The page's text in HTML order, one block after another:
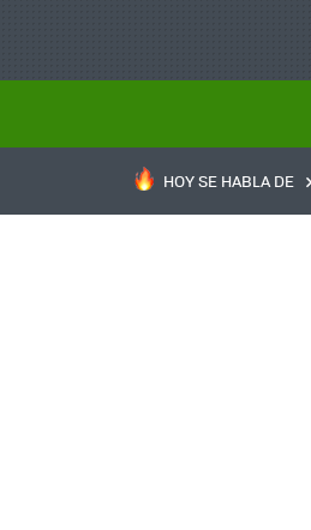
HOY SE HABLA DE